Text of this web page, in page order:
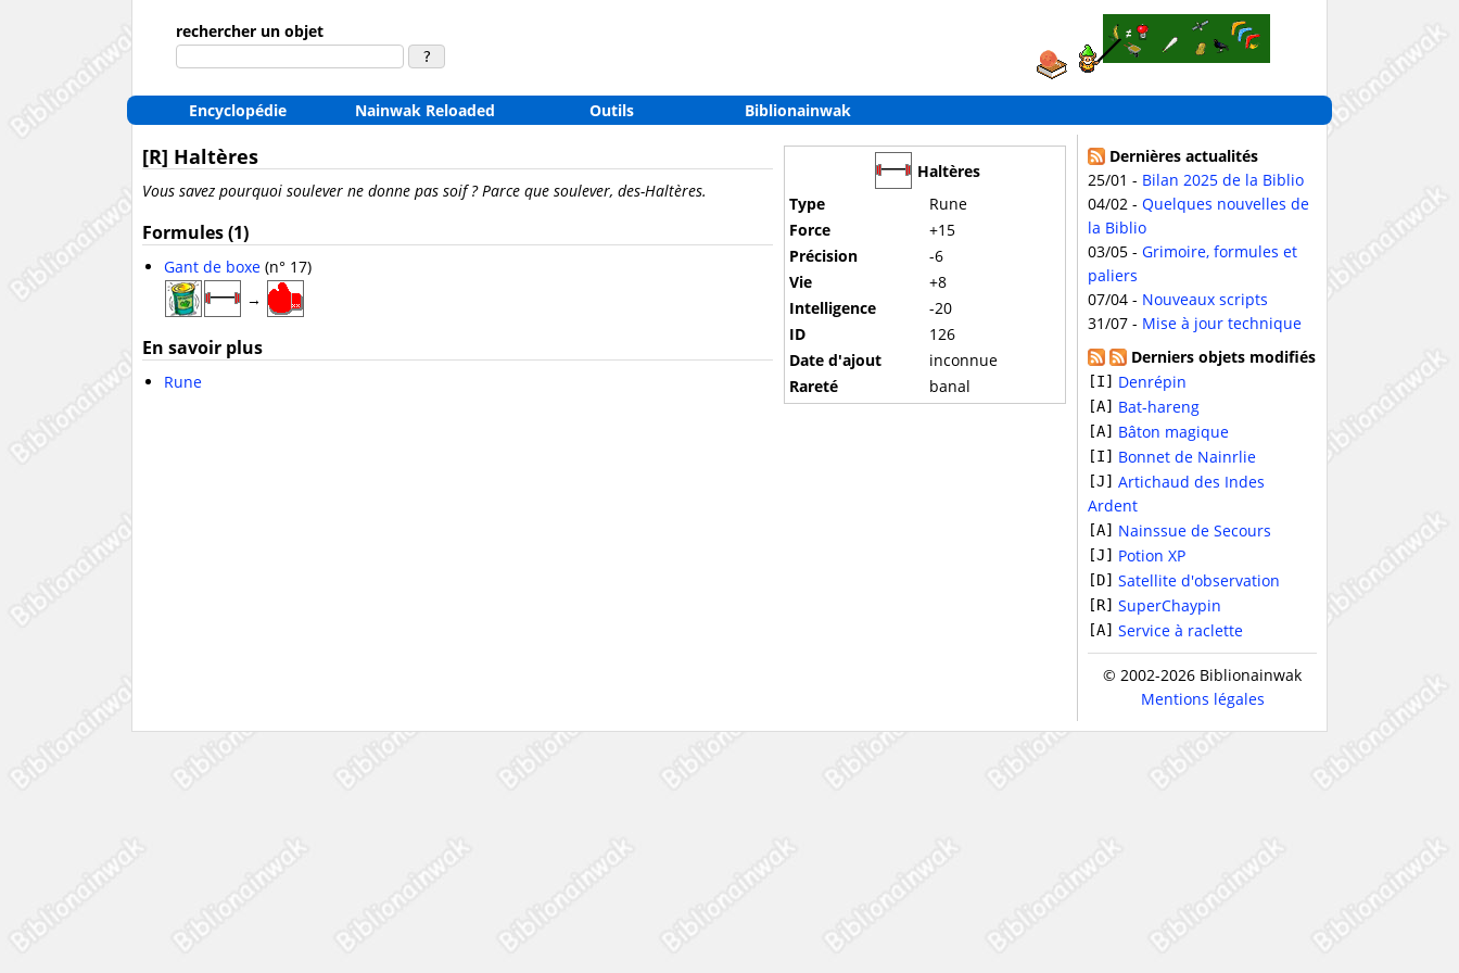
rechercher un objet
Encyclopédie Nainwak Reloaded Outils Biblionainwak
Dernières actualités
25/01 - Bilan 2025 de la Biblio
04/02 - Quelques nouvelles de
la Biblio
03/05 - Grimoire, formules et
paliers
07/04 - Nouveaux scripts
31/07 - Mise à jour technique
Derniers objets modifiés
[I] Denrépin
[A] Bat-hareng
[A] Bâton magique
[I] Bonnet de Nainrlie
[J] Artichaud des Indes
Ardent
[A] Nainssue de Secours
[J] Potion XP
[D] Satellite d'observation
[R] SuperChaypin
[A] Service à raclette
© 2002-2026 Biblionainwak
Mentions légales
Haltères
Type
Rune
Force
+15
Précision
-6
Vie
+8
Intelligence
-20
ID
126
Date d'ajout
inconnue
Rareté
banal
[R] Haltères
Vous savez pourquoi soulever ne donne pas soif ? Parce que soulever, des-Haltères.
Formules (1)
Gant de boxe (n° 17)
→
En savoir plus
Rune